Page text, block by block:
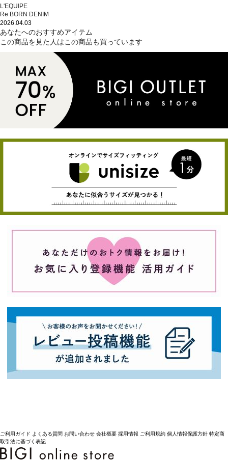
L'EQUIPE
Re BORN DENIM
2026.04.03
あなたへのおすすめアイテム
この商品を見た人はこの商品も買っています
ご利用ガイド よくある質問 お問い合わせ 会社概要 採用情報 ご利用規約 個人情報保護方針 特定商
取引法に基づく表記